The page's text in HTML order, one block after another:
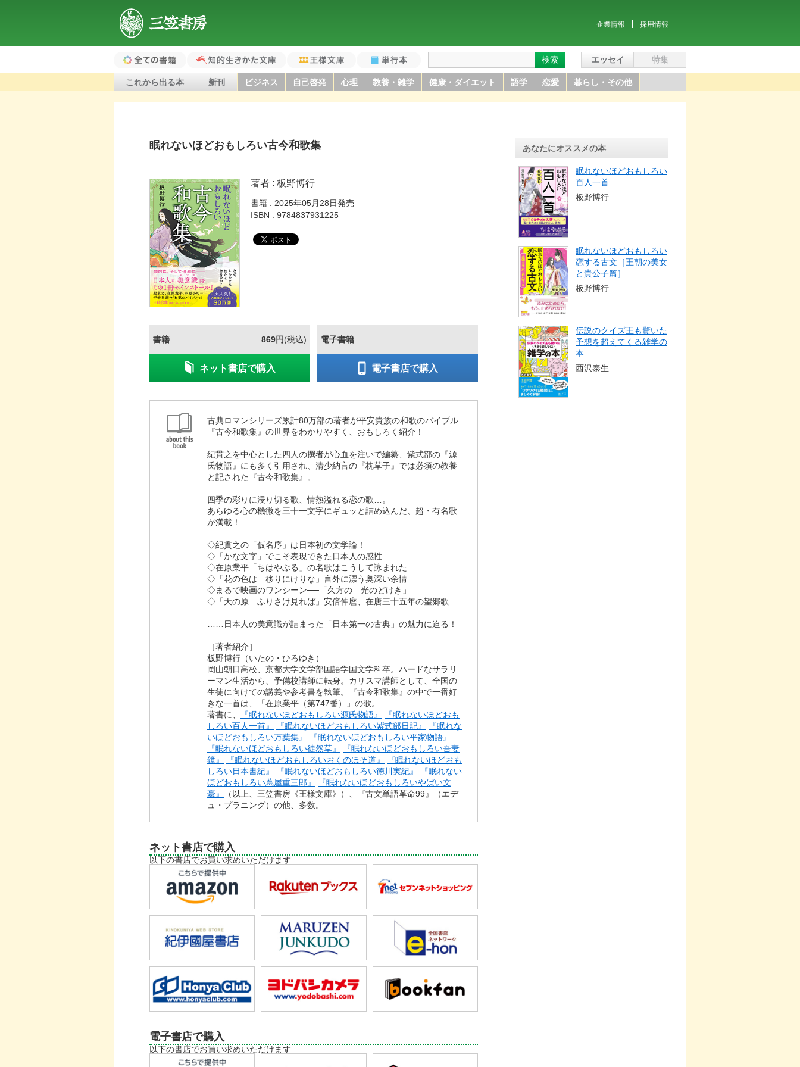
企業情報 採用情報
全ての書籍（ホ
ーム）
知的生きかた文庫 王様文庫 単行本
これから出る本 新刊 ビジネス 自己啓発 心理 教養・雑学 健康・ダイエット 語学 恋愛 暮らし・その他
エッセイ 特集
検索
眠れないほどおもしろい古今和歌集
著者 板野博行
書籍
2025年05月28日発売
ISBN
9784837931225
書籍 869円(税込)
ネット書店で購入
電子書籍
電子書店で購入
古典ロマンシリーズ累計80万部の著者が平安貴族の和歌のバイブル
『古今和歌集』の世界をわかりやすく、おもしろく紹介！
紀貫之を中心とした四人の撰者が心血を注いで編纂、紫式部の『源
氏物語』にも多く引用され、清少納言の『枕草子』では必須の教養
と記された『古今和歌集』。
四季の彩りに浸り切る歌、情熱溢れる恋の歌…。
あらゆる心の機微を三十一文字にギュッと詰め込んだ、超・有名歌
が満載！
◇紀貫之の「仮名序」は日本初の文学論！
◇「かな文字」でこそ表現できた日本人の感性
◇在原業平「ちはやぶる」の名歌はこうして詠まれた
◇「花の色は 移りにけりな」言外に漂う奥深い余情
◇まるで映画のワンシーン──「久方の 光のどけき」
◇「天の原 ふりさけ見れば」安倍仲麿、在唐三十五年の望郷歌
……日本人の美意識が詰まった「日本第一の古典」の魅力に迫る！
［著者紹介］
板野博行（いたの・ひろゆき）
岡山朝日高校、京都大学文学部国語学国文学科卒。ハードなサラリ
ーマン生活から、予備校講師に転身。カリスマ講師として、全国の
生徒に向けての講義や参考書を執筆。『古今和歌集』の中で一番好
きな一首は、「在原業平（第747番）」の歌。
著書に、
『眠れないほどおもしろい源氏物語』
『眠れないほどおも
しろい百人一首』
『眠れないほどおもしろい紫式部日記』
『眠れな
いほどおもしろい万葉集』
『眠れないほどおもしろい平家物語』
『眠れないほどおもしろい徒然草』
『眠れないほどおもしろい吾妻
鏡』
『眠れないほどおもしろいおくのほそ道』
『眠れないほどおも
しろい日本書紀』
『眠れないほどおもしろい徳川実紀』
『眠れない
ほどおもしろい蔦屋重三郎』
『眠れないほどおもしろいやばい文
豪』
（以上、三笠書房《王様文庫》）、『古文単語革命99』（エデ
ュ・プラニング）の他、多数。
ネット書店で購入
以下の書店でお買い求めいただけます
電子書店で購入
以下の書店でお買い求めいただけます
あなたにオススメの本
眠れないほどおもしろい
百人一首
板野博行
眠れないほどおもしろい
恋する古文［王朝の美女
と貴公子篇］
板野博行
伝説のクイズ王も驚いた
予想を超えてくる雑学の
本
西沢泰生